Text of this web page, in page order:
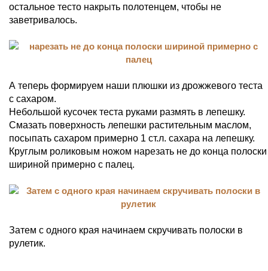
остальное тесто накрыть полотенцем, чтобы не
заветривалось.
А теперь формируем наши плюшки из дрожжевого теста
с сахаром.
Небольшой кусочек теста руками размять в лепешку.
Смазать поверхность лепешки растительным маслом,
посыпать сахаром примерно 1 ст.л. сахара на лепешку.
Круглым роликовым ножом нарезать не до конца полоски
шириной примерно с палец.
Затем с одного края начинаем скручивать полоски в
рулетик.